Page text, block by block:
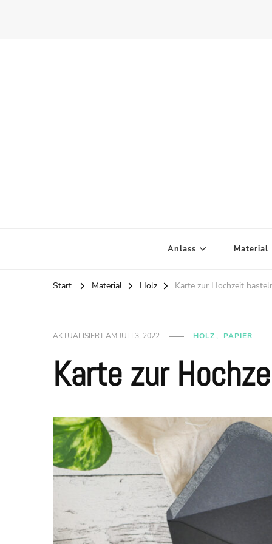
Anlass Material
Start Material Holz Karte zur Hochzeit
AKTUALISIERT AM JULI 3, 2022 HOLZ PAPIER
Karte zur